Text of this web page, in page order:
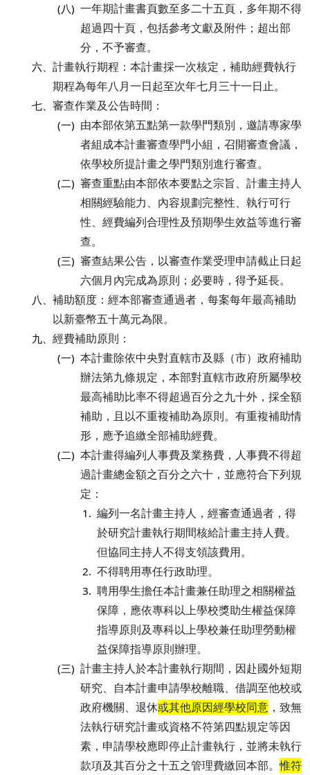
(八) 一年期計畫書頁數至多二十五頁，多年期不得
超過四十頁，包括參考文獻及附件；超出部
分，不予審查。
六、 計畫執行期程：本計畫採一次核定，補助經費執行
期程為每年八月一日起至次年七月三十一日止。
七、 審查作業及公告時間：
(一) 由本部依第五點第一款學門類別，邀請專家學
者組成本計畫審查學門小組，召開審查會議，
依學校所提計畫之學門類別進行審查。
(二) 審查重點由本部依本要點之宗旨、計畫主持人
相關經驗能力、內容規劃完整性、執行可行
性、經費編列合理性及預期學生效益等進行審
查。
(三) 審查結果公告，以審查作業受理申請截止日起
六個月內完成為原則；必要時，得予延長。
八、 補助額度：經本部審查通過者，每案每年最高補助
以新臺幣五十萬元為限。
九、 經費補助原則：
(一) 本計畫除依中央對直轄市及縣（市）政府補助
辦法第九條規定，本部對直轄市政府所屬學校
最高補助比率不得超過百分之九十外，採全額
補助，且以不重複補助為原則。有重複補助情
形，應予追繳全部補助經費。
(二) 本計畫得編列人事費及業務費，人事費不得超
過計畫總金額之百分之六十，並應符合下列規
定：
1. 編列一名計畫主持人，經審查通過者，得
於研究計畫執行期間核給計畫主持人費。
但協同主持人不得支領該費用。
2. 不得聘用專任行政助理。
3. 聘用學生擔任本計畫兼任助理之相關權益
保障，應依專科以上學校獎助生權益保障
指導原則及專科以上學校兼任助理勞動權
益保障指導原則辦理。
(三) 計畫主持人於本計畫執行期間，因赴國外短期
研究、自本計畫申請學校離職、借調至他校或
政府機關、退休或其他原因經學校同意 ，致無
法執行研究計畫或資格不符第四點規定等因
素，申請學校應即停止計畫執行，並將未執行
款項及其百分之十五之管理費繳回本部。惟符